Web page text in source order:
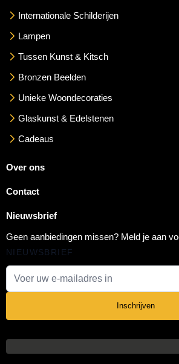
Internationale Schilderijen
Lampen
Tussen Kunst & Kitsch
Bronzen Beelden
Unieke Woondecoraties
Glaskunst & Edelstenen
Cadeaus
Over ons
Contact
Nieuwsbrief
Geen aanbiedingen missen? Meld je aan
NIEUWSBRIEF
Inschrijven